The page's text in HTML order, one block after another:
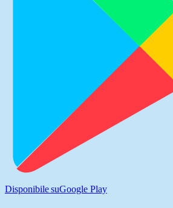
Disponibile suGoogle Play